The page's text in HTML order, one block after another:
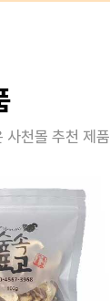
사천몰 추천 제품